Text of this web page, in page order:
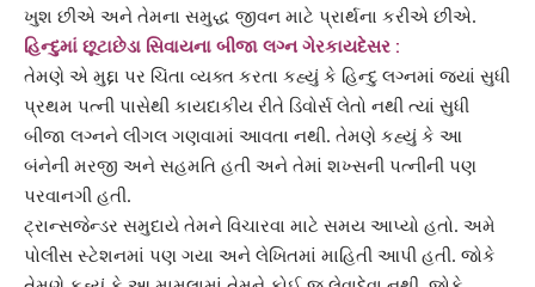
ખુશ છીએ અને તેમના સમુદ્ધ જીવન માટે પ્રાર્થના કરીએ છીએ.
હિન્દુમાં છૂટાછેડા સિવાયના બીજા લગ્નગેરકાયદેસર :
તેમણે એ મુદ્દા પર ચિંતા વ્યક્ત કરતા કહ્યું કે હિન્દુ લગ્નમાં જ્યાં સુધી
પ્રથમ પત્ની પાસેથી કાયદાકીય રીતે ડિવોર્સ લેતો નથી ત્યાં સુધી
બીજા લગ્નને લીગલ ગણવામાં આવતા નથી. તેમણે કહ્યું કે આ
બંનેની મરજી અને સહમતિ હતી અને તેમાં શખ્સની પત્નીની પણ
પરવાનગી હતી.
ટ્રાન્સજેન્ડર સમુદાયે તેમને વિચારવા માટે સમય આપ્યો હતો. અમે
પોલીસ સ્ટેશનમાં પણ ગયા અને લેખિતમાં માહિતી આપી હતી. જોકે